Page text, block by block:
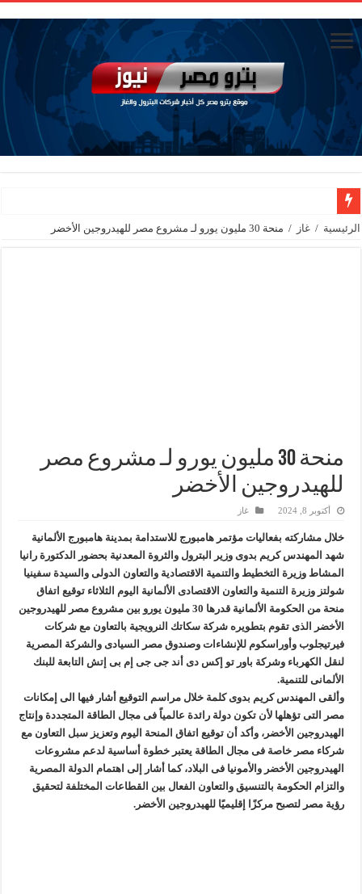
رئيسا العامة وبترومنت في زيارة لحقول ابوسنان
رئيس القابضة للبتروكيماويات يتفقد مصنع ووتك لإنتاج الواح MDF الخشبية من قش الأرز
الرئيسية / غاز / منحة 30 مليون يورو لـ مشروع مصر للهيدروجين الأخضر
منحة 30 مليون يورو لـ مشروع مصر
للهيدروجين الأخضر
أكتوبر 8, 2024 غاز
خلال مشاركته بفعاليات مؤتمر هامبورج للاستدامة بمدينة هامبورج الألمانية
شهد المهندس كريم بدوى وزير البترول والثروة المعدنية بحضور الدكتورة رانيا
المشاط وزيرة التخطيط والتنمية الاقتصادية والتعاون الدولى والسيدة سفينيا
شولتز وزيرة التنمية والتعاون الاقتصادى الألمانية اليوم الثلاثاء توقيع اتفاق
منحة من الحكومة الألمانية قدرها 30 مليون يورو بين مشروع مصر للهيدروجين
الأخضر الذى تقوم بتطويره شركة سكاتك النرويجية بالتعاون مع شركات
فيرتيجلوب وأوراسكوم للإنشاءات وصندوق مصر السيادى والشركة المصرية
لنقل الكهرباء وشركة باور تو إكس دى أند جى جى إم بى إتش التابعة للبنك
الألمانى للتنمية.
وألقى المهندس كريم بدوى كلمة خلال مراسم التوقيع أشار فيها الى إمكانات
مصر التى تؤهلها لأن تكون دولة رائدة عالمياً فى مجال الطاقة المتجددة وإنتاج
الهيدروجين الأخضر، وأكد أن توقيع اتفاق المنحة اليوم وتعزيز سبل التعاون مع
شركاء مصر خاصة فى مجال الطاقة يعتبر خطوة أساسية لدعم مشروعات
الهيدروجين الأخضر والأمونيا فى البلاد، كما أشار إلى اهتمام الدولة المصرية
والتزام الحكومة بالتنسيق والتعاون الفعال بين القطاعات المختلفة لتحقيق
رؤية مصر لتصبح مركزًا إقليميًا للهيدروجين الأخضر.